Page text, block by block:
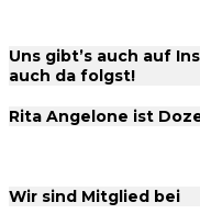
Uns gibt’s auch auf
auch da folgst!
Rita Angelone ist
Wir sind Mitglied bei